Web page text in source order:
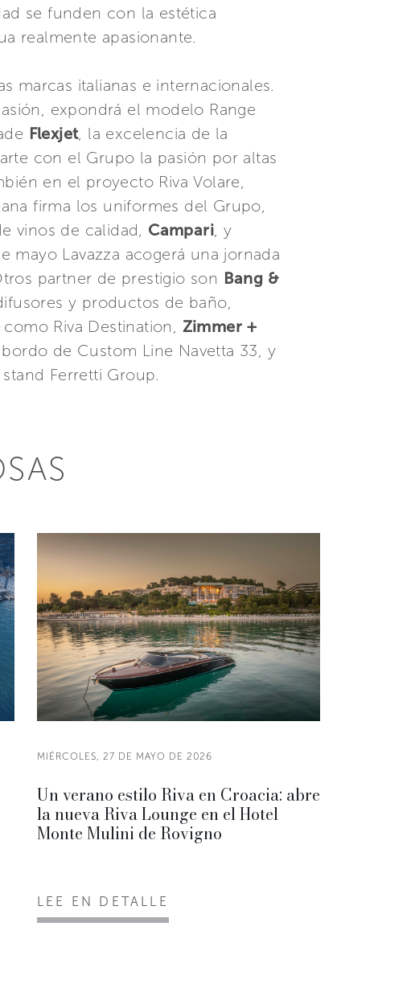
se funden con la estética
realmente apasionante.
marcas italianas e internacionales.
expondrá el modelo Range
Flexjet, la excelencia de la
con el Grupo la pasión por altas
en el proyecto Riva Volare,
firma los uniformes del Grupo,
vinos de calidad, Campari, y
mayo Lavazza acogerá una jornada
partner de prestigio son Bang &
y productos de baño,
como Riva Destination, Zimmer +
de Custom Line Navetta 33, y
Ferretti Group.
MIÉRCOLES, 27 DE MAYO DE 2026
Un verano estilo Riva en Croacia: abre
la nueva Riva Lounge en el Hotel
Monte Mulini de Rovigno
LEE EN DETALLE